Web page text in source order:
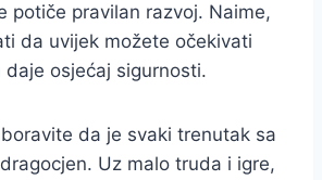
potiče pravilan razvoj. Naime,
da uvijek možete očekivati
daje osjećaj sigurnosti.
da je svaki trenutak sa
Uz malo truda i igre,